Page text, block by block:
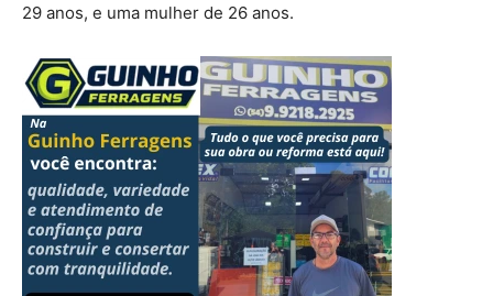
29 anos, e uma mulher de 26 anos.